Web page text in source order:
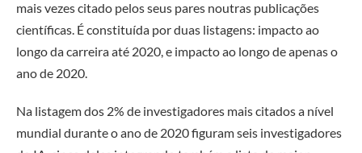
mais vezes citado pelos seus pares noutras publicações
científicas. É constituída por duas listagens: impacto ao
longo da carreira até 2020, e impacto ao longo de apenas o
ano de 2020.
Na listagem dos 2% de investigadores mais citados a nível
mundial durante o ano de 2020 figuram seis investigadores